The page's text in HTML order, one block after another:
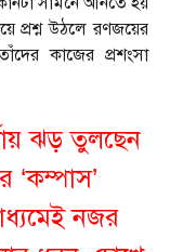
প্রশ্ন উঠলে রণজয়ের
কাজের প্রশংসা
ঝড় তুলছেন
‘কম্পাস’
নজর